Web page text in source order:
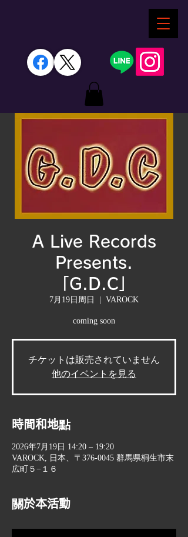
A Live Records
Presents.
「G.D.C」
7月19日周日
  |
VAROCK
coming soon
チケットは販売されていません
他のイベントを見る
時間和地點
2026年7月19日 14:20 – 19:20
VAROCK, 日本、〒376-0045 群馬県桐生市末
広町５−１６
關於本活動